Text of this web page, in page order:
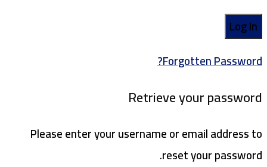
Forgotten Password?
Retrieve your password
Please enter your username or email address to
reset your password.